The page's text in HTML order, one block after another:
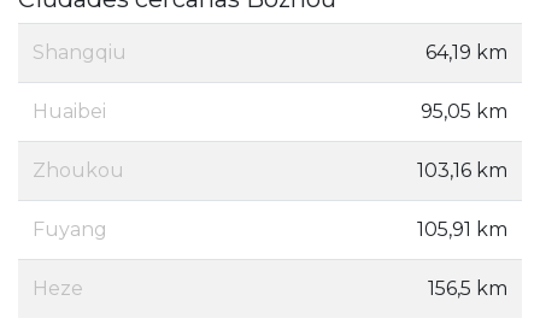
Shangqiu 64,19 km
Huaibei 95,05 km
Zhoukou 103,16 km
Fuyang 105,91 km
Heze 156,5 km